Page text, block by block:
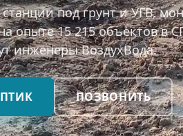
под грунт и УГВ,
опыте 15 215 объектов в
инженеры ВоздухВода.
ПОЗВОНИТЬ